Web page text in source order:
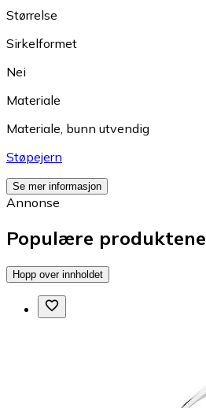
Størrelse
Sirkelformet
Nei
Materiale
Materiale, bunn utvendig
Støpejern
Se mer informasjon
Annonse
Populære produktene
Hopp over innholdet